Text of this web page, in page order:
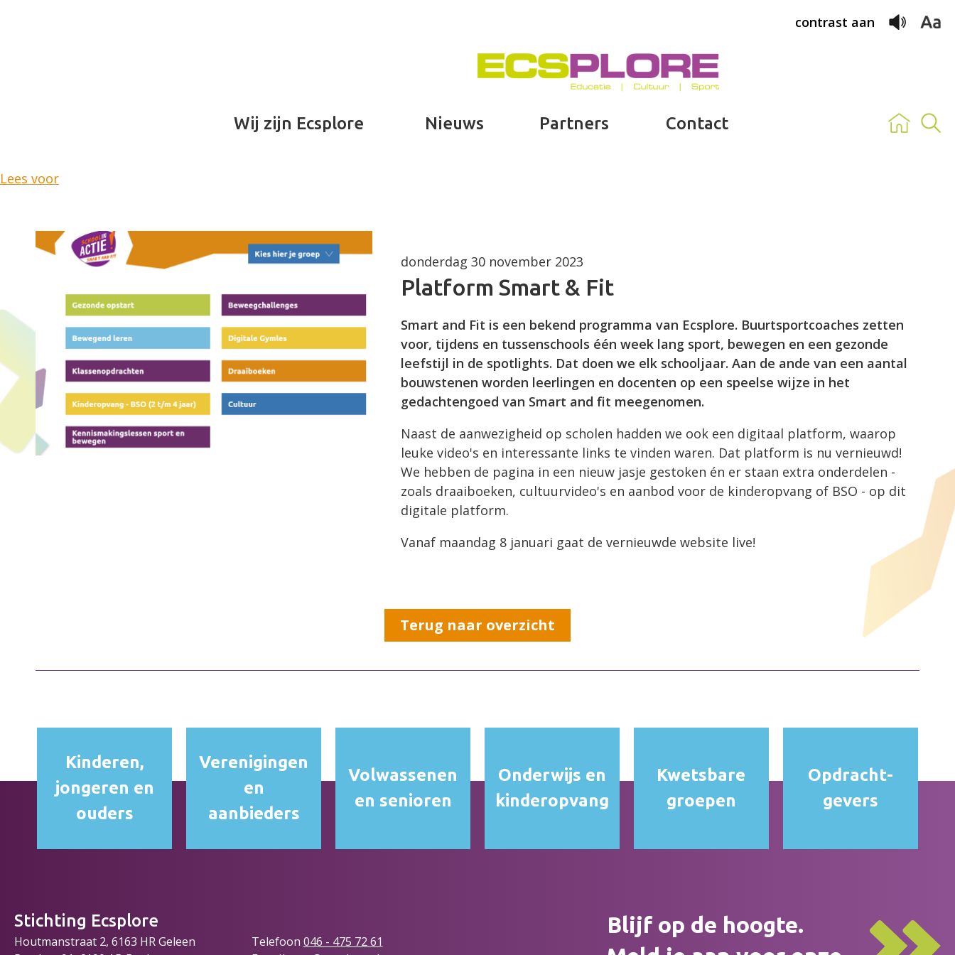
Wij zijn Ecsplore Nieuws Partners Contact
contrast aan
Lees voor
donderdag 30 november 2023
Platform Smart & Fit
Smart and Fit is een bekend programma van Ecsplore. Buurtsportcoaches zetten
voor, tijdens en tussenschools één week lang sport, bewegen en een gezonde
leefstijl in de spotlights. Dat doen we elk schooljaar. Aan de ande van een aantal
bouwstenen worden leerlingen en docenten op een speelse wijze in het
gedachtengoed van Smart and fit meegenomen.
Naast de aanwezigheid op scholen hadden we ook een digitaal platform, waarop
leuke video's en interessante links te vinden waren. Dat platform is nu vernieuwd!
We hebben de pagina in een nieuw jasje gestoken én er staan extra onderdelen -
zoals draaiboeken, cultuurvideo's en aanbod voor de kinderopvang of BSO - op dit
digitale platform.
Vanaf maandag 8 januari gaat de vernieuwde website live!
Terug naar overzicht
Kinderen,
jongeren en
ouders
Verenigingen
en
aanbieders
Volwassenen
en senioren
Onderwijs en
kinderopvang
Kwetsbare
groepen
Opdracht­
gevers
Stichting Ecsplore
Houtmanstraat 2, 6163 HR Geleen
Telefoon 046 - 475 7261
Blijf op de hoogte.